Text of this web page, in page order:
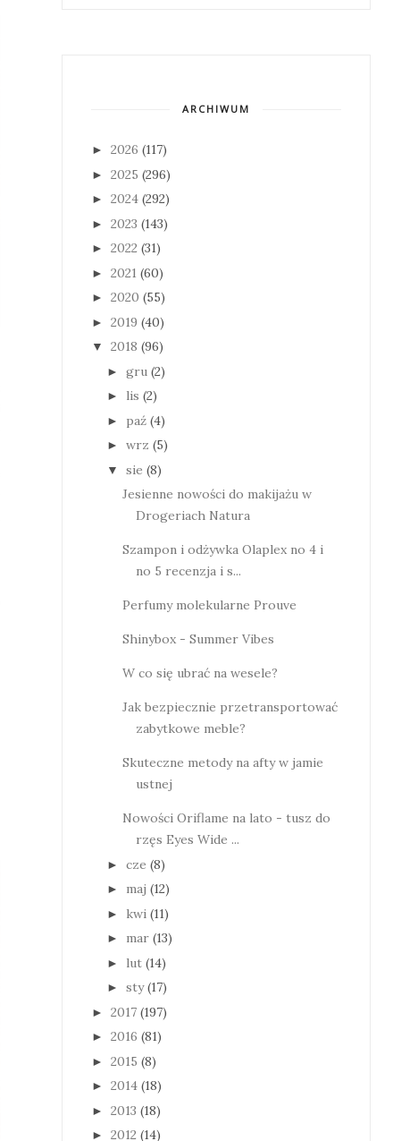
ARCHIWUM
► 2026 (117)
► 2025 (296)
► 2024 (292)
► 2023 (143)
► 2022 (31)
► 2021 (60)
► 2020 (55)
► 2019 (40)
▼ 2018 (96)
► gru (2)
► lis (2)
► paź (4)
► wrz (5)
▼ sie (8)
Jesienne nowości do makijażu w
Drogeriach Natura
Szampon i odżywka Olaplex no 4 i
no 5 recenzja i s...
Perfumy molekularne Prouve
Shinybox - Summer Vibes
W co się ubrać na wesele?
Jak bezpiecznie przetransportować
zabytkowe meble?
Skuteczne metody na afty w jamie
ustnej
Nowości Oriflame na lato - tusz do
rzęs Eyes Wide ...
► cze (8)
► maj (12)
► kwi (11)
► mar (13)
► lut (14)
► sty (17)
► 2017 (197)
► 2016 (81)
► 2015 (8)
► 2014 (18)
► 2013 (18)
► 2012 (14)